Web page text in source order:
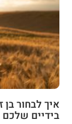
איך לבחור בן
בידיים שלכם